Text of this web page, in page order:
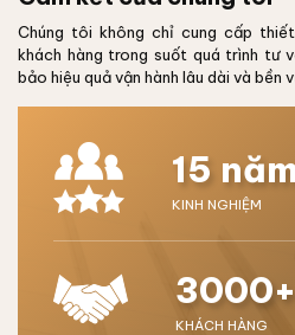
Chúng tôi không chỉ cung cấp
khách hàng trong suốt quá trình tư
bảo hiệu quả vận hành lâu dài và bền
15
KINH NGHIỆM
3000+
KHÁCH HÀNG